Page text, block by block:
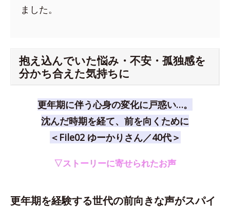
ました。
抱え込んでいた悩み・不安・孤独感を
分かち合えた気持ちに
更年期に伴う心身の変化に戸惑い…。
沈んだ時期を経て、前を向くために
＜File02 ゆーかりさん／40代＞
▽ストーリーに寄せられたお声
更年期を経験する世代の前向きな声がスパイ